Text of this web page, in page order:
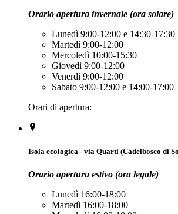
Orario apertura invernale (ora solare)
Lunedì 9:00-12:00 e 14:30-17:30
Martedì 9:00-12:00
Mercoledì 10:00-15:30
Giovedì 9:00-12:00
Venerdì 9:00-12:00
Sabato 9:00-12:00 e 14:00-17:00
Orari di apertura:
Isola ecologica - via Quarti (Cadelbosco di
Orario apertura estivo (ora legale)
Lunedì 16:00-18:00
Martedì 16:00-18:00